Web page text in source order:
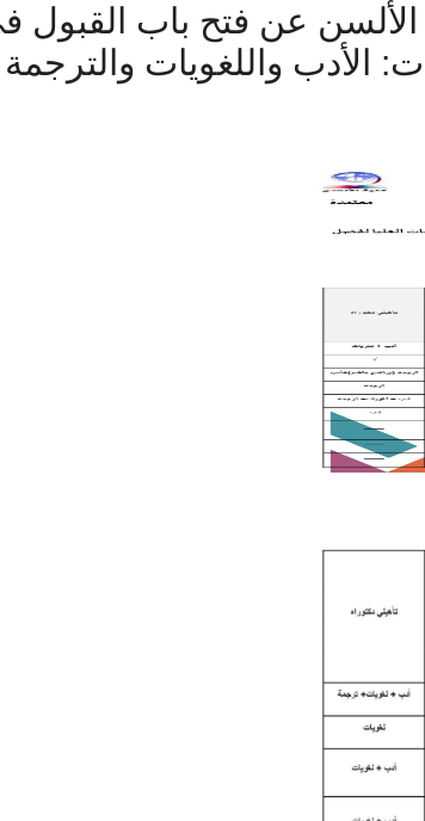
الألسن عن فتح باب القبول
في تخصصات: الأدب واللغويات